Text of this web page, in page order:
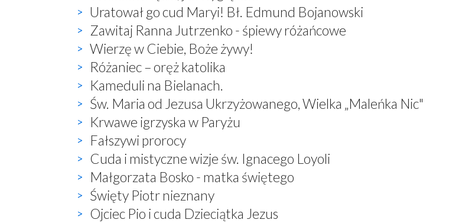
Uratował go cud Maryi! Bł. Edmund Bojanowski
Zawitaj Ranna Jutrzenko - śpiewy różańcowe
Wierzę w Ciebie, Boże żywy!
Różaniec – oręż katolika
Kameduli na Bielanach.
Św. Maria od Jezusa Ukrzyżowanego, Wielka „Maleńka Nic"
Krwawe igrzyska w Paryżu
Fałszywi prorocy
Cuda i mistyczne wizje św. Ignacego Loyoli
Małgorzata Bosko - matka świętego
Święty Piotr nieznany
Ojciec Pio i cuda Dzieciątka Jezus